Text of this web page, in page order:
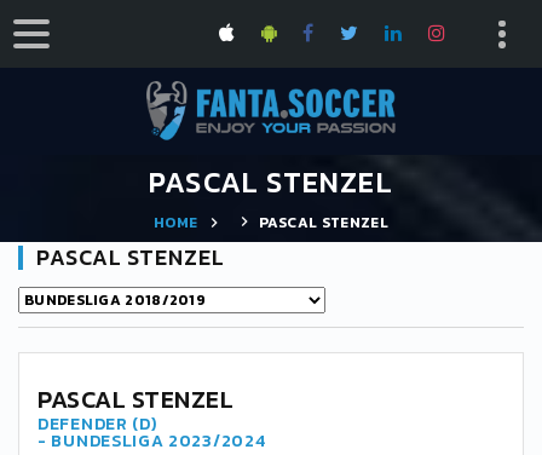
PASCAL STENZEL
HOME PASCAL STENZEL
PASCAL STENZEL
PASCAL STENZEL
DEFENDER (D)
- BUNDESLIGA 2023/2024